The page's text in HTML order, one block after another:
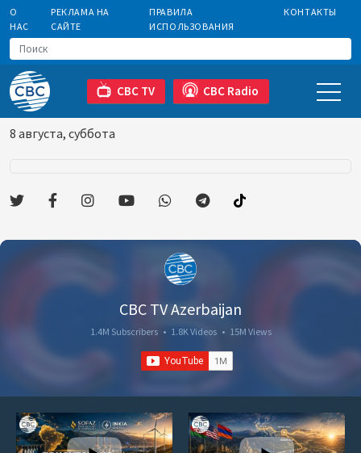
О
НАС
РЕКЛАМА НА
САЙТЕ
ПРАВИЛА
ИСПОЛЬЗОВАНИЯ
КОНТАКТЫ
CBC TV CBC Radio
8 августа, суббота
CBC TV Azerbaijan
1.4M Subscribers • 1.8K Videos • 15M Views